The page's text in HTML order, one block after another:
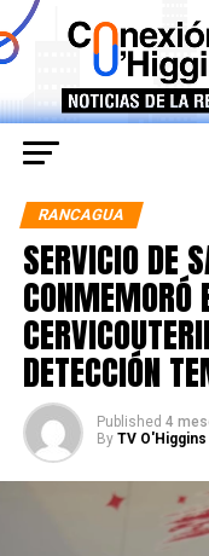
RANCAGUA
SERVICIO DE
CONMEMORÓ
DETECCIÓN
Published 4
By TV O'Higgins